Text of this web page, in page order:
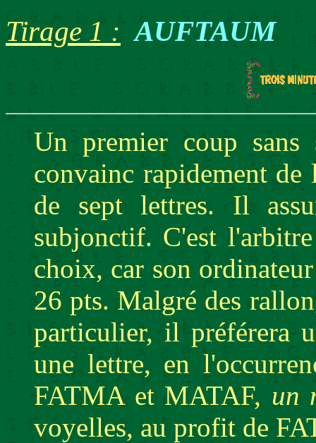
Tirage 1 : AUFTAUM
Un premier coup
convainc rapidement
de sept lettres. Il
subjonctif. C'est
choix, car son
26 pts. Malgré des
particulier, il préférera
une lettre, en
FATMA et MATAF, un
voyelles, au profit de